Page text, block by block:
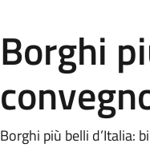
Borghi
Borghi più belli d’Italia: